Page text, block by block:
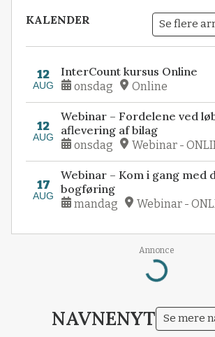
KALENDER Se flere
12
AUG
InterCount kursus Online
onsdag Online
12
AUG
Webinar – Fordelene ved
aflevering af bilag
onsdag Webinar -
17
AUG
Webinar – Kom i gang med
bogføring
mandag Webinar -
Annonce
Loading...
NAVNENYT Se mere